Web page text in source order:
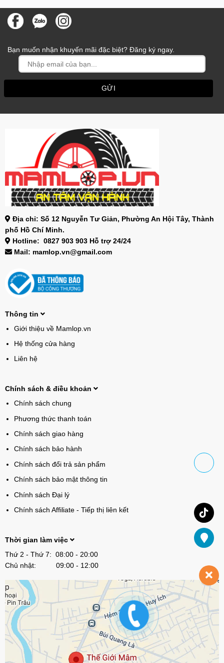
Bạn muốn nhận khuyến mãi đặc biệt? Đăng ký ngay.
Địa chỉ: Số 12 Nguyễn Tư Giản, Phường An Hội Tây, Thành
phố Hồ Chí Minh.
Hotline: 0827 903 903 Hỗ trợ 24/24
Mail: mamlop.vn@gmail.com
Thông tin
Giới thiệu về Mamlop.vn
Hệ thống cửa hàng
Liên hệ
Chính sách & điều khoản
Chính sách chung
Phương thức thanh toán
Chính sách giao hàng
Chính sách bảo hành
Chính sách đổi trả sản phẩm
Chính sách bảo mật thông tin
Chính sách Đại lý
Chính sách Affiliate - Tiếp thị liên kết
Thời gian làm việc
Thứ 2 - Thứ 7: 08:00 - 20:00
Chủ nhật: 09:00 - 12:00